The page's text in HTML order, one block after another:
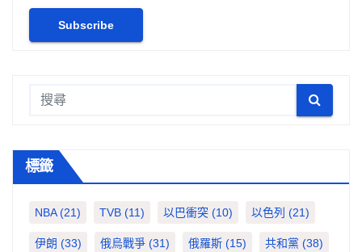
標籤
NBA(21) TVB (11) 以巴衝突 (10) 以色列 (21)
伊朗 (33) 俄烏戰爭 (31) 俄羅斯 (15) 共和黨 (38)